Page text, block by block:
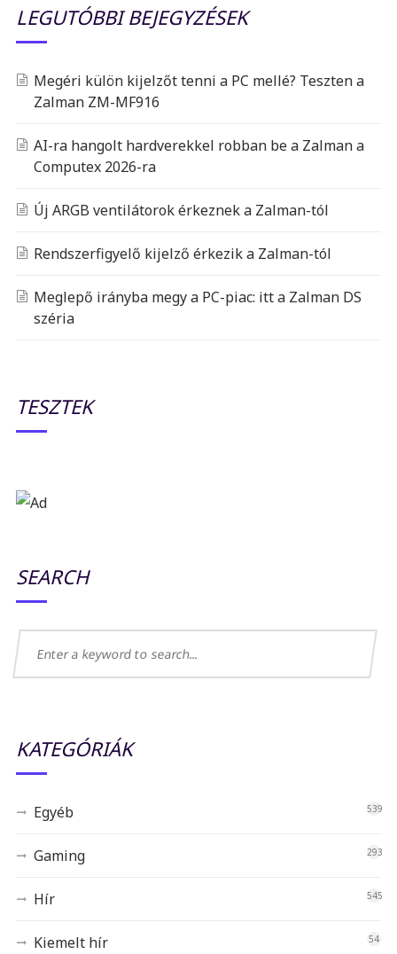
LEGUTÓBBI BEJEGYZÉSEK
Megéri külön kijelzőt tenni a PC mellé? Teszten a
Zalman ZM-MF916
AI-ra hangolt hardverekkel robban be a Zalman a
Computex 2026-ra
Új ARGB ventilátorok érkeznek a Zalman-tól
Rendszerfigyelő kijelző érkezik a Zalman-tól
Meglepő irányba megy a PC-piac: itt a Zalman DS
széria
TESZTEK
SEARCH
KATEGÓRIÁK
Egyéb 539
Gaming 293
Hír 545
Kiemelt hír 54